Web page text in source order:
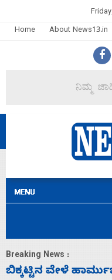
Home
About News13.in
Breaking News :
ನಾಗೇಂದ್ರ ರಾಜೀನಾಮೆ